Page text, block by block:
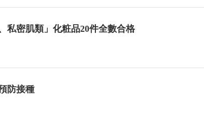
私密肌類」化粧品20件全數合格
防接種